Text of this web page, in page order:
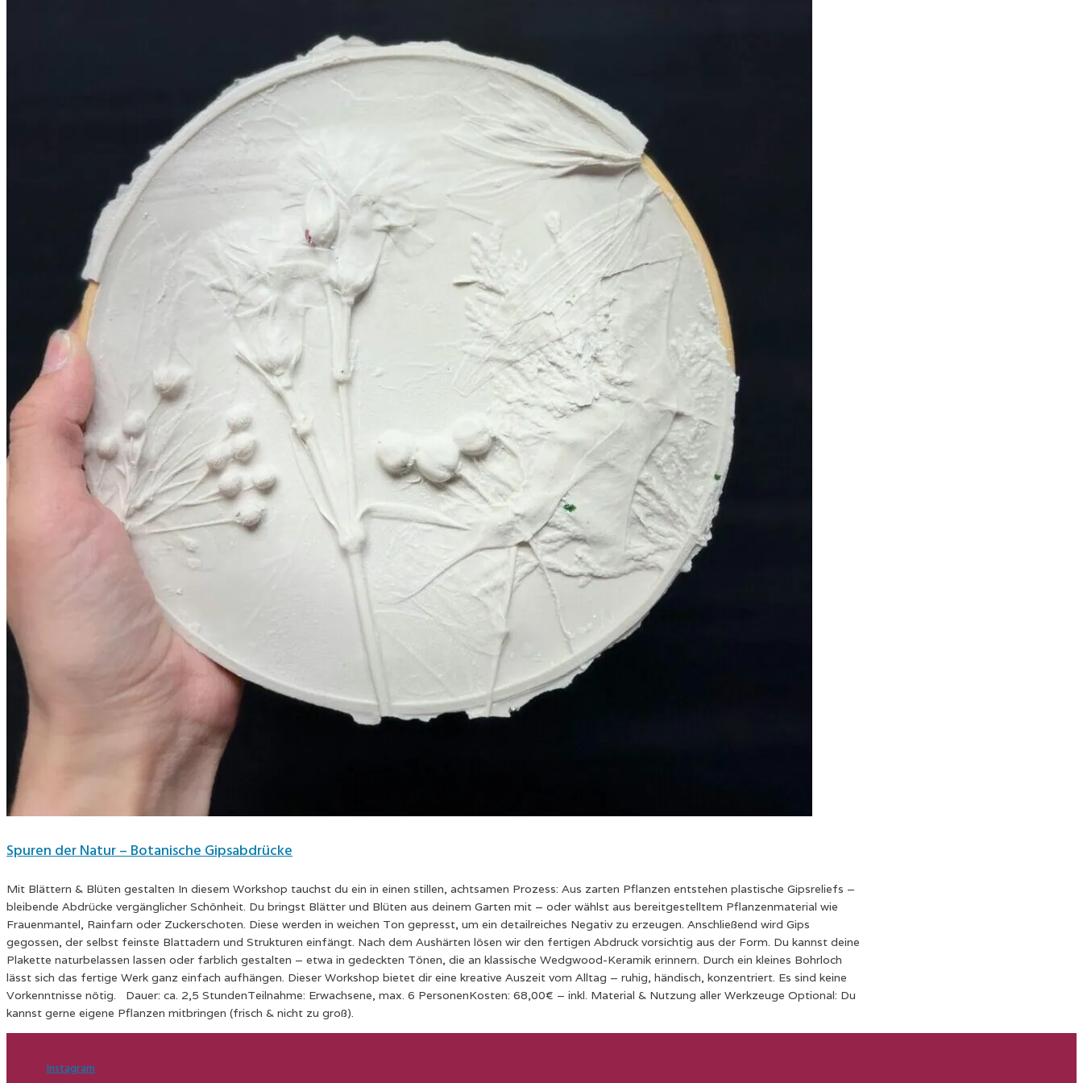
Spuren der Natur – Botanische Gipsabdrücke
Mit Blättern & Blüten gestalten In diesem Workshop tauchst du ein in einen stillen, achtsamen Prozess: Aus zarten Pflanzen entstehen plastische Gipsreliefs –
bleibende Abdrücke vergänglicher Schönheit. Du bringst Blätter und Blüten aus deinem Garten mit – oder wählst aus bereitgestelltem Pflanzenmaterial wie
Frauenmantel, Rainfarn oder Zuckerschoten. Diese werden in weichen Ton gepresst, um ein detailreiches Negativ zu erzeugen. Anschließend wird Gips
gegossen, der selbst feinste Blattadern und Strukturen einfängt. Nach dem Aushärten lösen wir den fertigen Abdruck vorsichtig aus der Form. Du kannst deine
Plakette naturbelassen lassen oder farblich gestalten – etwa in gedeckten Tönen, die an klassische Wedgwood-Keramik erinnern. Durch ein kleines Bohrloch
lässt sich das fertige Werk ganz einfach aufhängen. Dieser Workshop bietet dir eine kreative Auszeit vom Alltag – ruhig, händisch, konzentriert. Es sind keine
Vorkenntnisse nötig. Dauer: ca. 2,5 StundenTeilnahme: Erwachsene, max. 6 PersonenKosten: 68,00€ – inkl. Material & Nutzung aller Werkzeuge Optional: Du
kannst gerne eigene Pflanzen mitbringen (frisch & nicht zu groß).
Instagram